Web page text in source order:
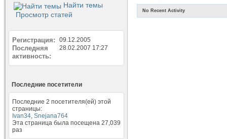
Найти темы
Просмотр статей
Регистрация 09.12.2005
Последняя
активность
28.02.2007 17:27
Последние посетители
Последние 2 посетителя(ей) этой
страницы:
Ivan34, Snejana764
Эта страница была посещена 27,039
раз
No Recent Activity